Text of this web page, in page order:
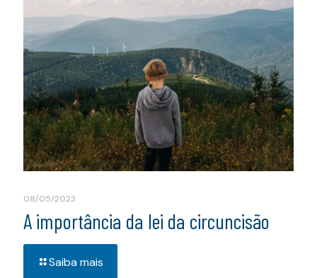
08/05/2023
A importância da lei da circuncisão
Saiba mais